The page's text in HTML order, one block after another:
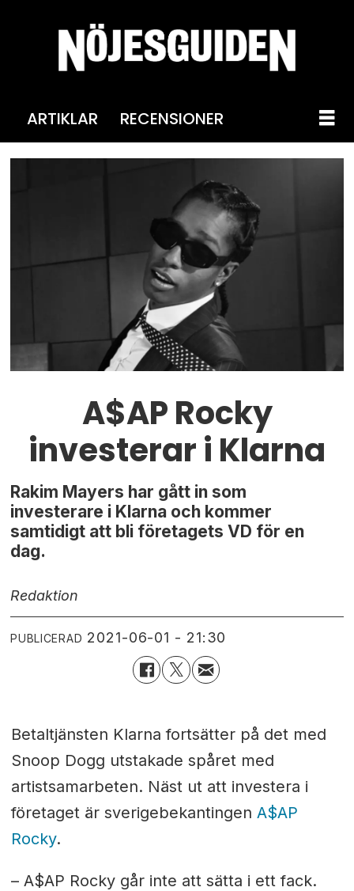
ARTIKLAR RECENSIONER
A$AP Rocky
investerar i Klarna
Rakim Mayers har gått in som
investerare i Klarna och kommer
samtidigt att bli företagets VD för en
dag.
Redaktion
PUBLICERAD 2021-06-01 - 21:30
Betaltjänsten Klarna fortsätter på det med
Snoop Dogg utstakade spåret med
artistsamarbeten. Näst ut att investera i
företaget är sverigebekantingen A$AP
Rocky.
– A$AP Rocky går inte att sätta i ett fack.